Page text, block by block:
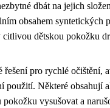
dbát na jejich
obsahem syntetických
dětskou pokožku
pro rychlé očištění,
použití. Některé obsahují
vysušovat a